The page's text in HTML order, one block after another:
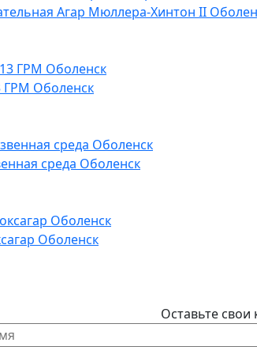
Агар Мюллера-Хинтон II
ГРМ Оболенск
среда Оболенск
Оболенск
Оставьте